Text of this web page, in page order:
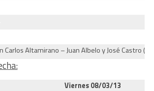
Carlos Altamirano – Juan Albelo y José Castro
Viernes 08/03/13